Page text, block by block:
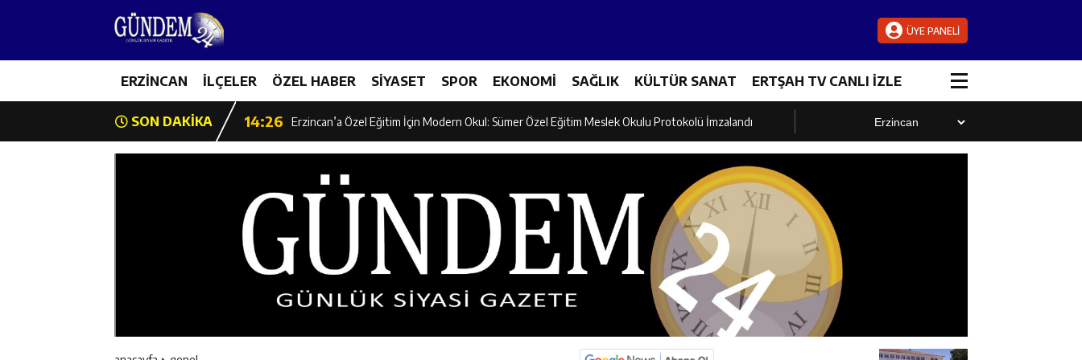
ÜYE PANELİ
ERZİNCAN İLÇELER ÖZEL HABER SİYASET SPOR EKONOMİ SAĞLIK KÜLTÜR SANAT ERTŞAH TV CANLI İZLE
SON DAKİKA
14:26 Geleceğin Üreticileri Tarım Teknolojileriyle Tanışıyor
14:26 Erzincan’a Özel Eğitim İçin Modern Okul: Sümer Özel Eğitim Meslek Okulu Protokolü İmzalandı
14:25 İl Müdürü Ünalan’dan Zengin Ailesine Taziye Ziyareti
14:24 İlk Durak Medine Müdafii Fahreddin Paşa’nın Kızının Kabri
Erzincan Aile ve Sosyal Hizmetler İl Müdürlüğünde Değerlendirme Toplantısı